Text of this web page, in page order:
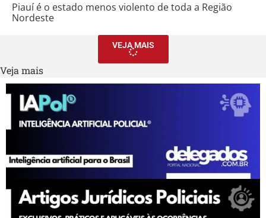
Piauí é o estado menos violento de toda a Região
Nordeste
VEJA MAIS
Veja mais